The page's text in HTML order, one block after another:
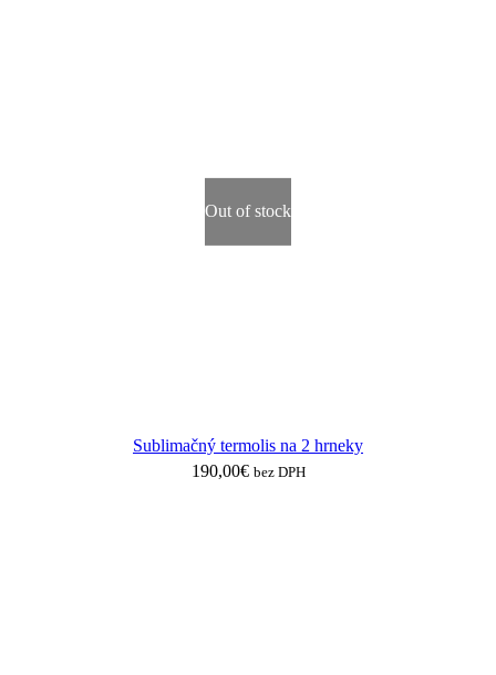
Out of stock
Sublimačný termolis na 2 hrneky
190,00€ bez DPH